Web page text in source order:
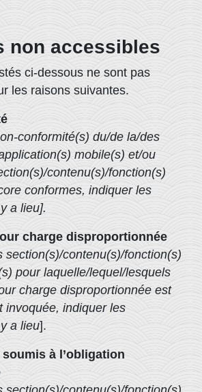
non accessibles
ci-dessous ne sont pas
les raisons suivantes.
conformité(s) du/de la/des
mobile(s) et/ou
contenu(s)/fonction(s)
conformes, indiquer les
a lieu].
charge disproportionnée
section(s)/contenu(s)/fonction(s)
pour laquelle/lequel/lesquels
charge disproportionnée est
invoquée, indiquer les
a lieu].
à l’obligation